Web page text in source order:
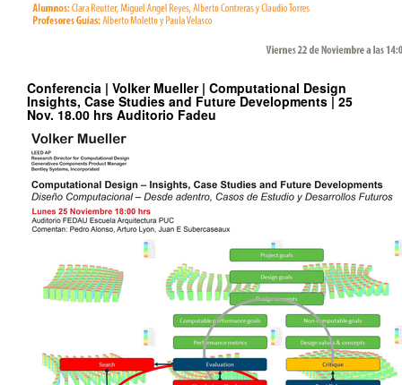
Conferencia | Volker Mueller | Computational Design
Insights, Case Studies and Future Developments | 25
Nov. 18.00 hrs Auditorio Fadeu